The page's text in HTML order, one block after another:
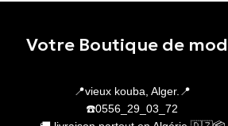
Votre Boutique de
📍vieux kouba, Alger.📍
☎️0556_29_03_72